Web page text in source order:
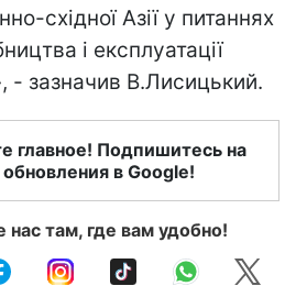
східної Азії у питаннях
і експлуатації
- зазначив В.Лисицький.
главное! Подпишитесь на
в Google!
нас там, где вам удобно!